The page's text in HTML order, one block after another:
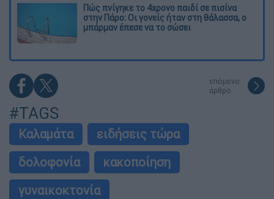
Πώς πνίγηκε το 4χρονο παιδί σε πισίνα
στην Πάρο: Οι γονείς ήταν στη θάλασσα, ο
μπάρμαν έπεσε να το σώσει
επόμενο
άρθρο
#TAGS
Καλαμάτα
ειδήσεις τώρα
δολοφονία
κακοποίηση
γυναικοκτονία